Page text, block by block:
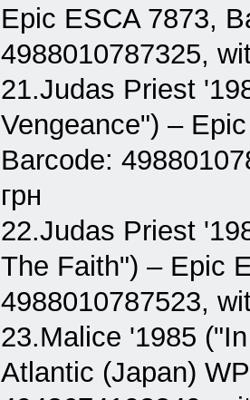
Epic ESCA 7873,
4988010787325,
21.Judas Priest
Vengeance") –
Barcode:
грн
22.Judas Priest
The Faith") – Epic
4988010787523,
23.Malice '1985
Atlantic (Japan)